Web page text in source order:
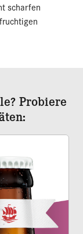
scharfen
Probiere